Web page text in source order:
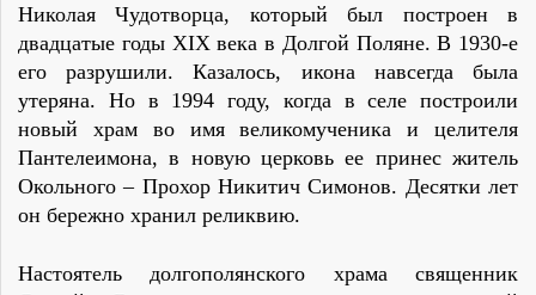
Николая Чудотворца, который был построен в
двадцатые годы XIX века в Долгой Поляне. В 1930-е
его разрушили. Казалось, икона навсегда была
утеряна. Но в 1994 году, когда в селе построили
новый храм во имя великомученика и целителя
Пантелеимона, в новую церковь ее принес житель
Окольного – Прохор Никитич Симонов. Десятки лет
он бережно хранил реликвию.
Настоятель долгополянского храма священник